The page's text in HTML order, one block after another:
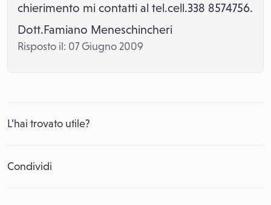
chierimento mi contatti al tel.cell.338 8574756.
Dott.Famiano Meneschincheri
Risposto il: 07 Giugno 2009
L’hai trovato utile?
Condividi